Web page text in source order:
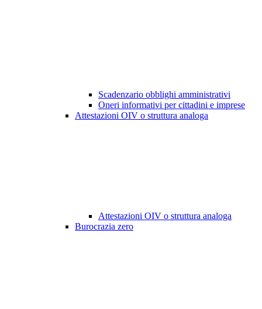
Scadenzario obblighi amministrativi
Oneri informativi per cittadini e imprese
Attestazioni OIV o struttura analoga
Attestazioni OIV o struttura analoga
Burocrazia zero